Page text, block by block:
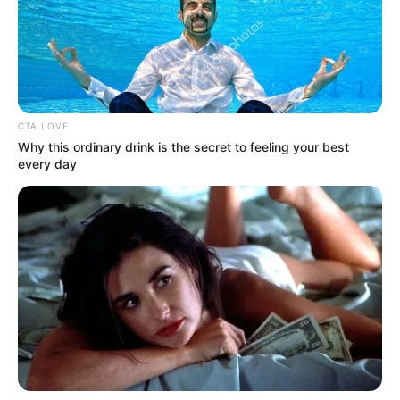
Sobre el exceso de velocidad también argumentó el
abogado defensor, que "la Fiscalía también obvió traer a
esta instancia algún elemento material probatorio, de
manera sensata y razonable que acredite que mi
representado se encontraba en exceso de velocidad
(...)".
Cabe recordar que,
pasado sábado 9 de julio en el barrio Pensilvaniade la
localidad de Puente Aranda en la ciudad de Bogotá.
En el hecho murió la joven Karen Molina mientras se
movilizaba en un taxi que fue embestido por un carro
particular
que según la Fiscalía General era conducido
por el cantante de música popular.
Lea también:Freddy Burbano es capturado tras
protagonizar accidente de tránsito en Bogotá
CTA LOVE
Why this ordinary drink is the secret to feeling your best
every day